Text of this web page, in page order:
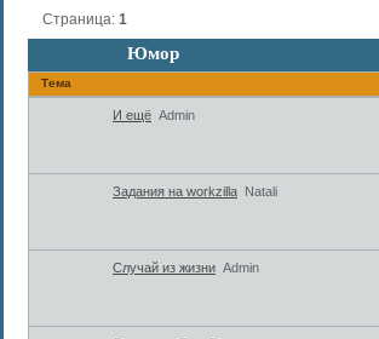
Юмор
Страница:1
Тема
И ещё Admin
Задания на workzilla Natali
Случай из жизни Admin